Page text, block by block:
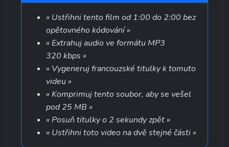
« Ustřihni tento film od 1:00 do 2:00 bez
opětovného kódování »
« Extrahuj audio ve formátu MP3
320 kbps »
« Vygeneruj francouzské titulky k tomuto
videu »
« Komprimuj tento soubor, aby se vešel
pod 25 MB »
« Posuň titulky o 2 sekundy zpět »
« Ustřihni toto video na dvě stejné části »